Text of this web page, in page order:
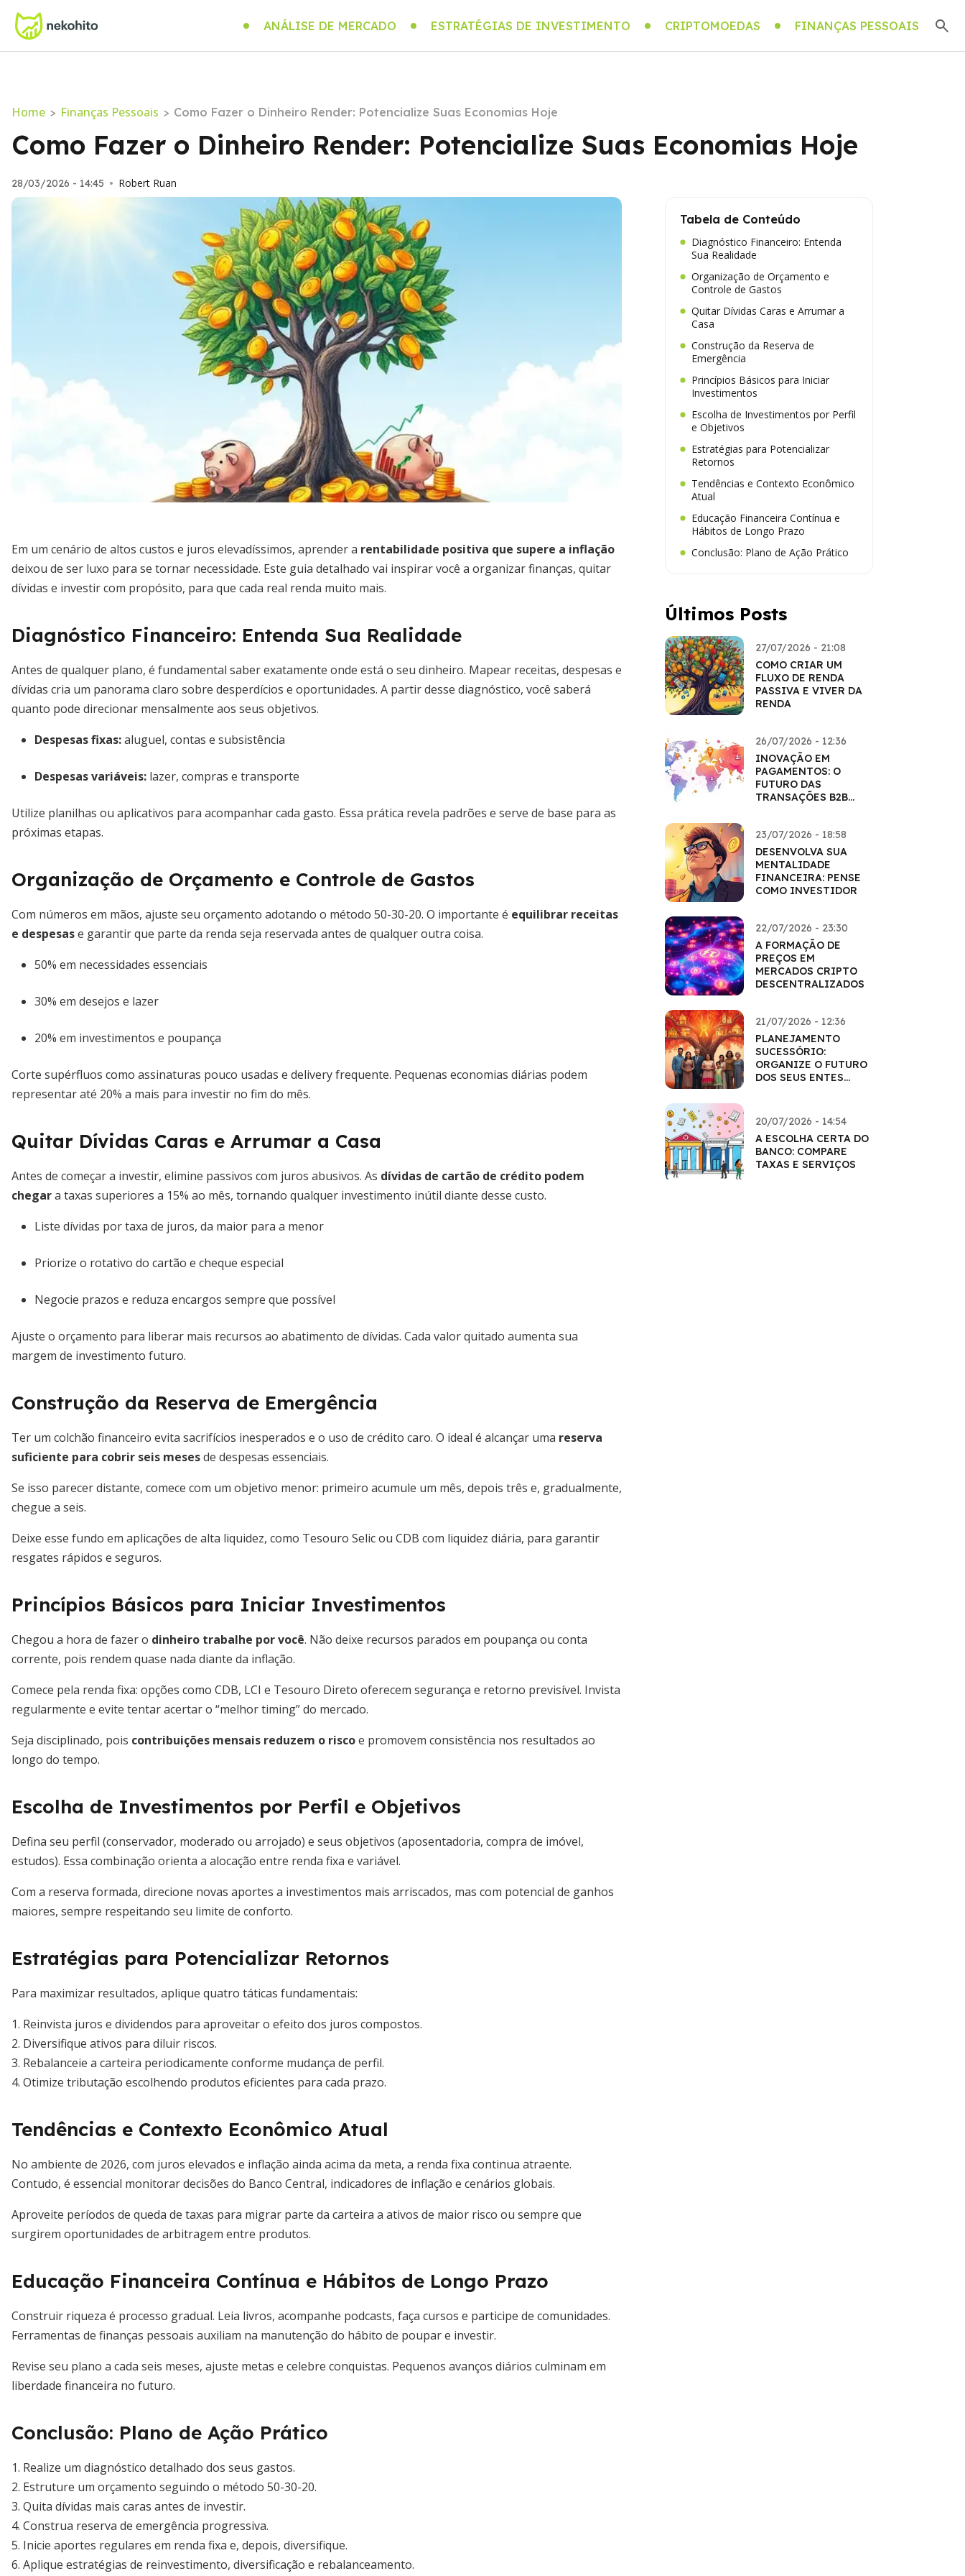
ANÁLISE DE MERCADO ESTRATÉGIAS DE INVESTIMENTO CRIPTOMOEDAS FINANÇAS PESSOAIS
Home > Finanças Pessoais > Como Fazer o Dinheiro Render: Potencialize Suas Economias Hoje
Como Fazer o Dinheiro Render: Potencialize Suas Economias Hoje
28/03/2026 - 14:45 • Robert Ruan
Em um cenário de altos custos e juros elevadíssimos, aprender a rentabilidade positiva que supere a inflação
deixou de ser luxo para se tornar necessidade. Este guia detalhado vai inspirar você a organizar finanças, quitar
dívidas e investir com propósito, para que cada real renda muito mais.
Diagnóstico Financeiro: Entenda Sua Realidade
Antes de qualquer plano, é fundamental saber exatamente onde está o seu dinheiro. Mapear receitas, despesas e
dívidas cria um panorama claro sobre desperdícios e oportunidades. A partir desse diagnóstico, você saberá
quanto pode direcionar mensalmente aos seus objetivos.
Despesas fixas:aluguel, contas e subsistência
Despesas variáveis: lazer, compras e transporte
Utilize planilhas ou aplicativos para acompanhar cada gasto. Essa prática revela padrões e serve de base para as
próximas etapas.
Organização de Orçamento e Controle de Gastos
Com números em mãos, ajuste seu orçamento adotando o método 50-30-20. O importante é equilibrar receitas
e despesase garantir que parte da renda seja reservada antes de qualquer outra coisa.
50% em necessidades essenciais
30% em desejos e lazer
20% em investimentos e poupança
Corte supérfluos como assinaturas pouco usadas e delivery frequente. Pequenas economias diárias podem
representar até 20% a mais para investir no fim do mês.
Quitar Dívidas Caras e Arrumar a Casa
Antes de começar a investir, elimine passivos com juros abusivos. As dívidas de cartão de crédito podem
chegara taxas superiores a 15% ao mês, tornando qualquer investimento inútil diante desse custo.
Liste dívidas por taxa de juros, da maior para a menor
Priorize o rotativo do cartão e cheque especial
Negocie prazos e reduza encargos sempre que possível
Ajuste o orçamento para liberar mais recursos ao abatimento de dívidas. Cada valor quitado aumenta sua
margem de investimento futuro.
Construção da Reserva de Emergência
Ter um colchão financeiro evita sacrifícios inesperados e o uso de crédito caro. O ideal é alcançar uma reserva
suficiente para cobrir seis mesesde despesas essenciais.
Se isso parecer distante, comece com um objetivo menor: primeiro acumule um mês, depois três e, gradualmente,
chegue a seis.
Deixe esse fundo em aplicações de alta liquidez, como Tesouro Selic ou CDB com liquidez diária, para garantir
resgates rápidos e seguros.
Princípios Básicos para Iniciar Investimentos
Chegou a hora de fazer o dinheiro trabalhe por você. Não deixe recursos parados em poupança ou conta
corrente, pois rendem quase nada diante da inflação.
Comece pela renda fixa: opções como CDB, LCI e Tesouro Direto oferecem segurança e retorno previsível. Invista
regularmente e evite tentar acertar o “melhor timing” do mercado.
Seja disciplinado, pois contribuições mensais reduzem o riscoe promovem consistência nos resultados ao
longo do tempo.
Escolha de Investimentos por Perfil e Objetivos
Defina seu perfil (conservador, moderado ou arrojado) e seus objetivos (aposentadoria, compra de imóvel,
estudos). Essa combinação orienta a alocação entre renda fixa e variável.
Com a reserva formada, direcione novas aportes a investimentos mais arriscados, mas com potencial de ganhos
maiores, sempre respeitando seu limite de conforto.
Estratégias para Potencializar Retornos
Para maximizar resultados, aplique quatro táticas fundamentais:
1. Reinvista juros e dividendos para aproveitar o efeito dos juros compostos.
2. Diversifique ativos para diluir riscos.
3. Rebalanceie a carteira periodicamente conforme mudança de perfil.
4. Otimize tributação escolhendo produtos eficientes para cada prazo.
Tendências e Contexto Econômico Atual
No ambiente de 2026, com juros elevados e inflação ainda acima da meta, a renda fixa continua atraente.
Contudo, é essencial monitorar decisões do Banco Central, indicadores de inflação e cenários globais.
Aproveite períodos de queda de taxas para migrar parte da carteira a ativos de maior risco ou sempre que
surgirem oportunidades de arbitragem entre produtos.
Educação Financeira Contínua e Hábitos de Longo Prazo
Construir riqueza é processo gradual. Leia livros, acompanhe podcasts, faça cursos e participe de comunidades.
Ferramentas de finanças pessoais auxiliam na manutenção do hábito de poupar e investir.
Revise seu plano a cada seis meses, ajuste metas e celebre conquistas. Pequenos avanços diários culminam em
liberdade financeira no futuro.
Conclusão: Plano de Ação Prático
1. Realize um diagnóstico detalhado dos seus gastos.
2. Estruture um orçamento seguindo o método 50-30-20.
3. Quita dívidas mais caras antes de investir.
4. Construa reserva de emergência progressiva.
5. Inicie aportes regulares em renda fixa e, depois, diversifique.
6. Aplique estratégias de reinvestimento, diversificação e rebalanceamento.
Tabela de Conteúdo
Diagnóstico Financeiro: Entenda
Sua Realidade
Organização de Orçamento e
Controle de Gastos
Quitar Dívidas Caras e Arrumar a
Casa
Construção da Reserva de
Emergência
Princípios Básicos para Iniciar
Investimentos
Escolha de Investimentos por Perfil
e Objetivos
Estratégias para Potencializar
Retornos
Tendências e Contexto Econômico
Atual
Educação Financeira Contínua e
Hábitos de Longo Prazo
Conclusão: Plano de Ação Prático
Últimos Posts
27/07/2026 - 21:08
COMO CRIAR UM
FLUXO DE RENDA
PASSIVA E VIVER DA
RENDA
26/07/2026 - 12:36
INOVAÇÃO EM
PAGAMENTOS: O
FUTURO DAS
TRANSAÇÕES B2B
23/07/2026 - 18:58
DESENVOLVA SUA
MENTALIDADE
FINANCEIRA: PENSE
COMO INVESTIDOR
22/07/2026 - 23:30
A FORMAÇÃO DE
PREÇOS EM
MERCADOS CRIPTO
DESCENTRALIZADOS
21/07/2026 - 12:36
PLANEJAMENTO
SUCESSÓRIO:
ORGANIZE O FUTURO
DOS SEUS ENTES
20/07/2026 - 14:54
A ESCOLHA CERTA DO
BANCO: COMPARE
TAXAS E SERVIÇOS